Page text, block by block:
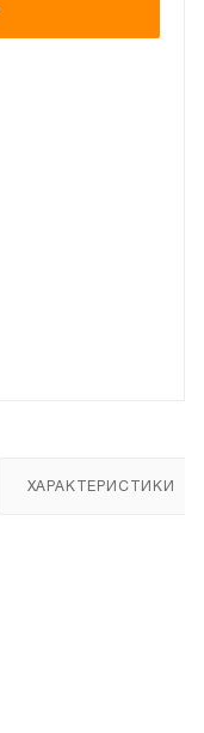
ХАРАКТЕРИСТИКИ